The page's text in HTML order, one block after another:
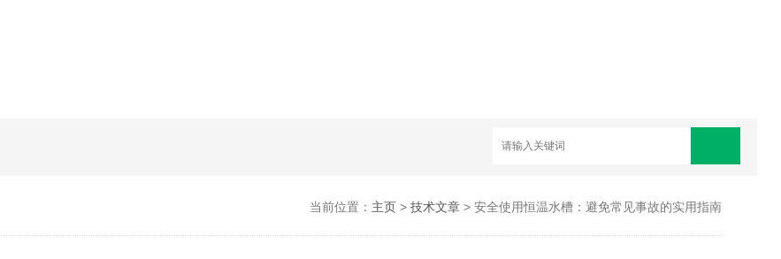
当前位置： 主页> 技术文章> 安全使用恒温水槽：避免常见事故的实用指南